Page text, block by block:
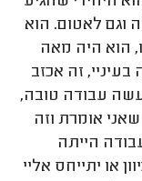
וגם לאטום. הוא
הוא היה מאה
זה אכזב
עבודה טובה,
אומרת וזה
הייתה
או יתייחס אליי